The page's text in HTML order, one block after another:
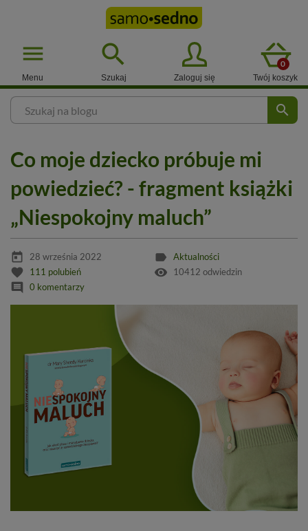

Szukaj Zaloguj się
0
Twój koszyk
menu
Menu
search
Co moje dziecko próbuje mi
powiedzieć? - fragment książki
„Niespokojny maluch”
today 28 września 2022 label Aktualności
favorite 111 polubień remove_red_eye 10412 odwiedzin
comment 0 komentarzy